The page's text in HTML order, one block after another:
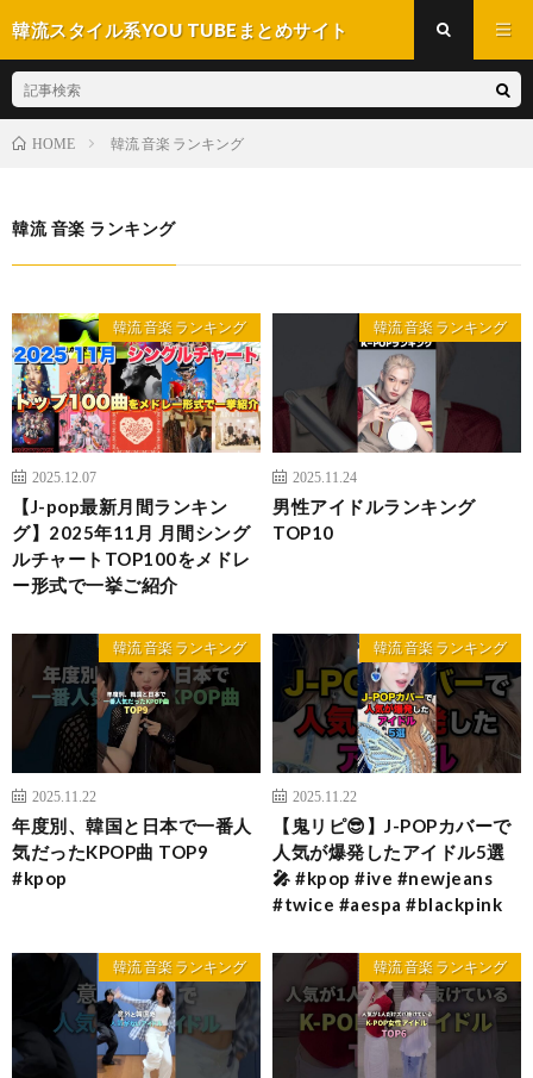
韓流スタイル系YOU TUBEまとめサイト
HOME 韓流 音楽 ランキング
韓流 音楽 ランキング
韓流 音楽 ランキング
2025.12.07
【J-pop最新月間ランキン
グ】2025年11月 月間シング
ルチャートTOP100をメドレ
ー形式で一挙ご紹介
韓流 音楽 ランキング
2025.11.24
男性アイドルランキング
TOP10
韓流 音楽 ランキング
2025.11.22
年度別、韓国と日本で一番人
気だったKPOP曲 TOP9
#kpop
韓流 音楽 ランキング
2025.11.22
【鬼リピ😎】J-POPカバーで
人気が爆発したアイドル5選
🎤 #kpop #ive #newjeans
#twice #aespa #blackpink
韓流 音楽 ランキング 韓流 音楽 ランキング